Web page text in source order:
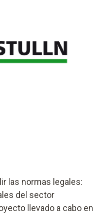
las normas legales:
del sector
llevado a cabo en